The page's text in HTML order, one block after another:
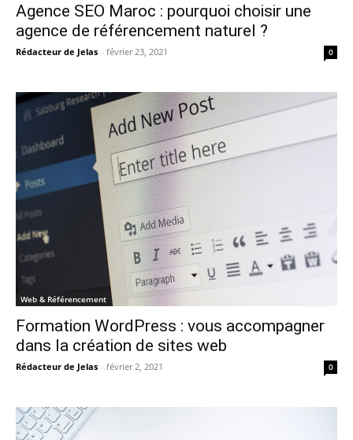
Agence SEO Maroc : pourquoi choisir une
agence de référencement naturel ?
Rédacteur de Jelas - février 23, 2021 0
Web & Référencement
Formation WordPress : vous accompagner
dans la création de sites web
Rédacteur de Jelas - février 2, 2021 0